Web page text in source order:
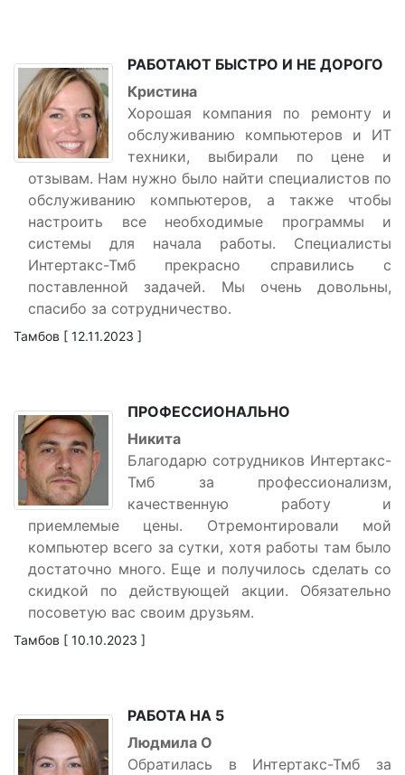
РАБОТАЮТ БЫСТРО И НЕ ДОРОГО
Кристина
Хорошая компания по ремонту и
обслуживанию компьютеров и ИТ
техники, выбирали по цене и
отзывам. Нам нужно было найти специалистов по
обслуживанию компьютеров, а также чтобы
настроить все необходимые программы и
системы для начала работы. Специалисты
Интертакс-Тмб прекрасно справились с
поставленной задачей. Мы очень довольны,
спасибо за сотрудничество.
Тамбов [ 12.11.2023 ]
ПРОФЕССИОНАЛЬНО
Никита
Благодарю сотрудников Интертакс-
Тмб за профессионализм,
качественную работу и
приемлемые цены. Отремонтировали мой
компьютер всего за сутки, хотя работы там было
достаточно много. Еще и получилось сделать со
скидкой по действующей акции. Обязательно
посоветую вас своим друзьям.
Тамбов [ 10.10.2023 ]
РАБОТА НА 5
Людмила О
Обратилась в Интертакс-Тмб за